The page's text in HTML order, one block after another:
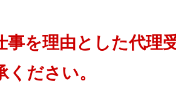
を理由とした代理
ださい。